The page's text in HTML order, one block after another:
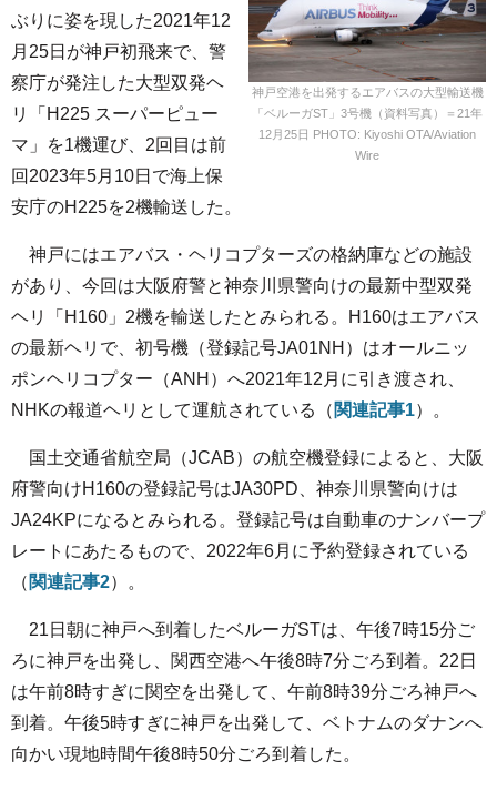
神戸空港を出発するエアバスの大型輸送機
「ベルーガST」3号機（資料写真）＝21年
12月25日 PHOTO: Kiyoshi OTA/Aviation
Wire
ぶりに姿を現した2021年12
月25日が神戸初飛来で、警
察庁が発注した大型双発ヘ
リ「H225 スーパーピュー
マ」を1機運び、2回目は前
回2023年5月10日で海上保
安庁のH225を2機輸送した。
神戸にはエアバス・ヘリコプターズの格納庫などの施設
があり、今回は大阪府警と神奈川県警向けの最新中型双発
ヘリ「H160」2機を輸送したとみられる。H160はエアバス
の最新ヘリで、初号機（登録記号JA01NH）はオールニッ
ポンヘリコプター（ANH）へ2021年12月に引き渡され、
NHKの報道ヘリとして運航されている（ 関連記事1）。
国土交通省航空局（JCAB）の航空機登録によると、大阪
府警向けH160の登録記号はJA30PD、神奈川県警向けは
JA24KPになるとみられる。登録記号は自動車のナンバープ
レートにあたるもので、2022年6月に予約登録されている
（ 関連記事2）。
21日朝に神戸へ到着したベルーガSTは、午後7時15分ご
ろに神戸を出発し、関西空港へ午後8時7分ごろ到着。22日
は午前8時すぎに関空を出発して、午前8時39分ごろ神戸へ
到着。午後5時すぎに神戸を出発して、ベトナムのダナンへ
向かい現地時間午後8時50分ごろ到着した。